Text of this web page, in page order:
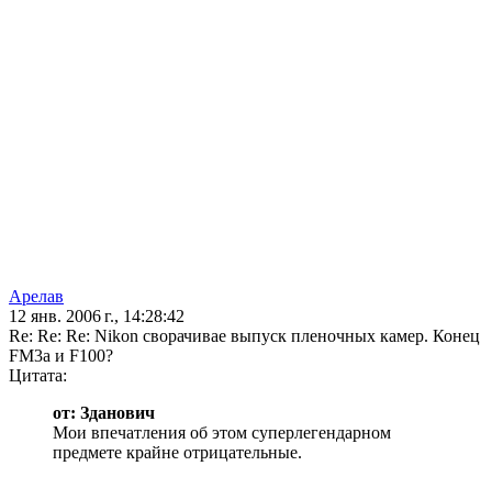
Арелав
12 янв. 2006 г., 14:28:42
Re: Re: Re: Nikon сворачивае выпуск пленочных камер. Конец
FM3a и F100?
Цитата:
от: Зданович
Мои впечатления об этом суперлегендарном
предмете крайне отрицательные.